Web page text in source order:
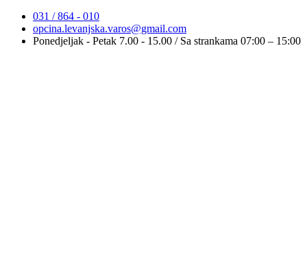
031 / 864 - 010
opcina.levanjska.varos@gmail.com
Ponedjeljak - Petak 7.00 - 15.00 / Sa strankama 07:00 – 15:00